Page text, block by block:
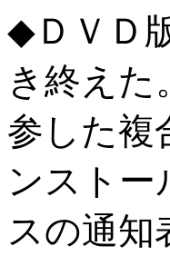
◆ ＤＶＤ
き終えた
参した複
ンストー
スの通知